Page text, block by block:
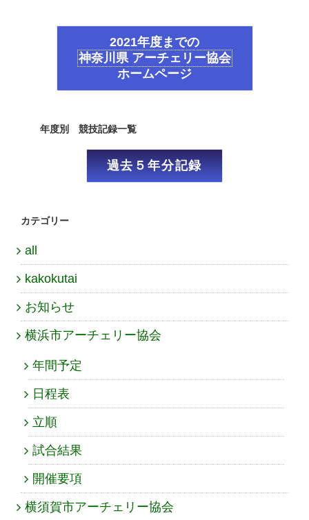
2021年度までの
神奈川県 アーチェリー協会
ホームページ
年度別 競技記録一覧
過去５年分記録
カテゴリー
all
kakokutai
お知らせ
横浜市アーチェリー協会
年間予定
日程表
立順
試合結果
開催要項
横須賀市アーチェリー協会